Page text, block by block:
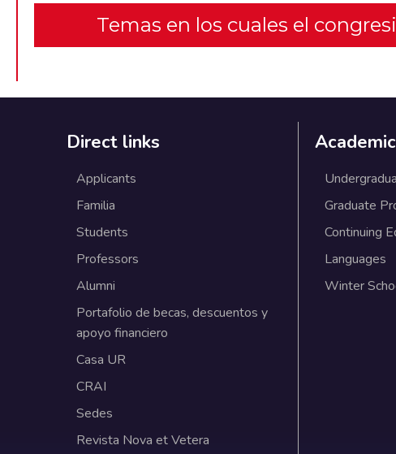
Temas en los cuales el
Direct links
Applicants
Familia
Students
Professors
Alumni
Portafolio de becas, descuentos y
apoyo financiero
Casa UR
CRAI
Sedes
Revista Nova et Vetera
Graduate
Continuing
Languages
Winter